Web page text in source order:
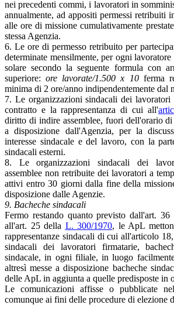
nei precedenti commi, i lavoratori in
annualmente, ad appositi permessi retribuiti
alle ore di missione cumulativamente
stessa Agenzia.
6. Le ore di permesso retribuito per
determinate mensilmente, per ogni
solare secondo la seguente formula con
superiore:ore lavorate/1.500 x 10ferma
minima di 2 ore/anno indipendentemente dal
7. Le organizzazioni sindacali dei lavoratori
contratto e la rappresentanza di cui all'
diritto di indire assemblee, fuori dell'orario
a disposizione dall'Agenzia, per la
interesse sindacale e del lavoro, con la
sindacali esterni.
8. Le organizzazioni sindacali dei
assemblee non retribuite dei lavoratori a
attivi entro 30 giorni dalla fine della
disposizione dalle Agenzie.
9. Bacheche sindacali
Fermo restando quanto previsto dall'art.
all'art. 25 della L. 300/1970, le ApL
rappresentanze sindacali di cui all'articolo
sindacali dei lavoratori firmatarie,
sindacale, in ogni filiale, in luogo
altresì messe a disposizione bacheche
delle ApL in aggiunta a quelle predisposte in
Le comunicazioni affisse o pubblicate
comunque ai fini delle procedure di elezione